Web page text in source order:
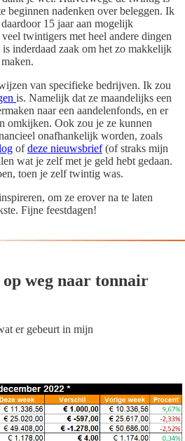
beginnen nadenken over beleggen. Ik
15 jaar aan mogelijk
twintigers met heel andere dingen
inderdaad zaak om het zo makkelijk
van specifieke bedrijven. Ik zou
is. Namelijk dat ze maandelijks een
naar een aandelenfonds, en er
omkijken. Ook zou je ze kunnen
onafhankelijk worden, zoals
ofdeze nieuwsbrief(of straks mijn
wat je zelf met je geld hebt gedaan.
toen je zelf twintig was.
om ze erover na te laten
Fijne feestdagen!
weg naar tonnair
er gebeurt in mijn